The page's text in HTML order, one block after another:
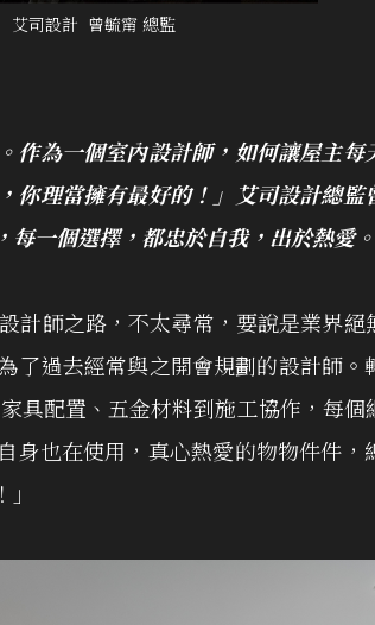
艾司設計 曾毓甯 總監
作為一個室內設計師，如何讓屋主每
你理當擁有最好的！」艾司設計總監
一個選擇，都忠於自我，出於熱愛。
計師之路，不太尋常，要說是業界絕
了過去經常與之開會規劃的設計師。
具配置、五金材料到施工協作，每個
身也在使用，真心熱愛的物物件件，